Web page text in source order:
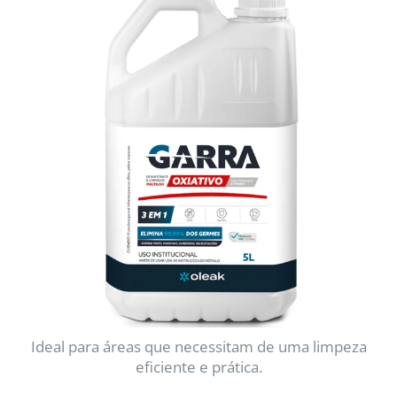
Ideal para áreas que necessitam de uma limpeza
eficiente e prática.